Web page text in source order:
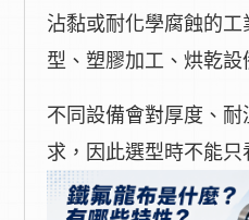
沾黏或耐化學腐蝕的
型、塑膠加工、烘乾設
不同設備會對厚度、
求，因此選型時不能只